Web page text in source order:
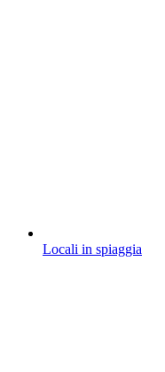
Locali in spiaggia